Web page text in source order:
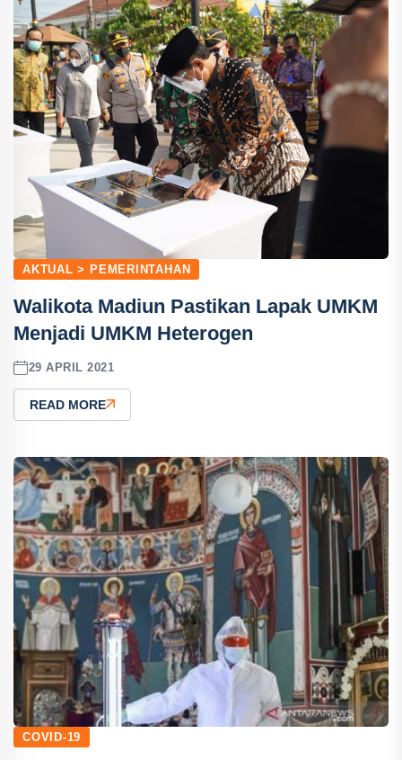
AKTUAL > PEMERINTAHAN
Walikota Madiun Pastikan Lapak UMKM
Menjadi UMKM Heterogen
29 APRIL 2021
READ MORE
COVID-19